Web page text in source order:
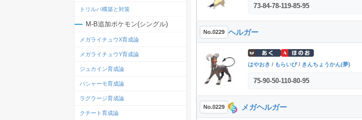
73-84-78-119-85-95
No.0229 ヘルガー
はやおき / もらいび/ きんちょうかん(夢)
75-90-50-110-80-95
No.0229 メガヘルガー
トリルパ構築と対策
M-B追加ポケモン(シングル)
メガライチュウX育成論
メガライチュウY育成論
ジュカイン育成論
バシャーモ育成論
ラグラージ育成論
クチート育成論